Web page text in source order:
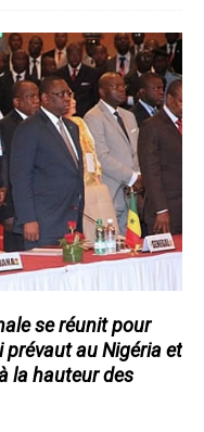
se réunit pour
au Nigéria et
la hauteur des